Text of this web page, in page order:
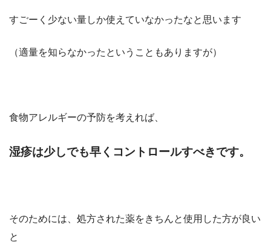
すごーく少ない量しか使えていなかったなと思います
（適量を知らなかったということもありますが）
食物アレルギーの予防を考えれば、
湿疹は少しでも早くコントロールすべきです。
そのためには、処方された薬をきちんと使用した方が良い
と